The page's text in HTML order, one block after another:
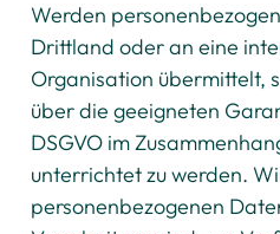
Werden
Drittland oder an eine
Organisation übermittelt,
über die geeigneten
DSGVO im
unterrichtet zu werden.
personenbezogenen